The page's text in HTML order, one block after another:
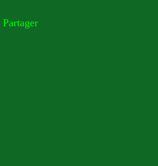
Partager